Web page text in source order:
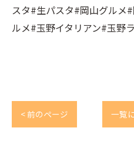
スタ#生パスタ#岡山グルメ
ルメ#玉野イタリアン#玉野
< 前のページ 一覧